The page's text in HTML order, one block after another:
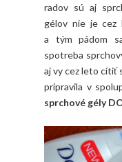
radov sú aj
gélov nie je cez
a tým pádom
spotreba
aj vy cez leto cítiť
pripravila v
sprchové gély